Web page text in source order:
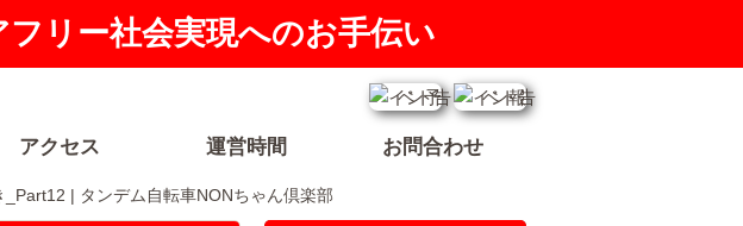
リー社会実現へのお手伝い
アクセス 運営時間 お問合わせ
_Part12 | タンデム自転車NONちゃん倶楽部